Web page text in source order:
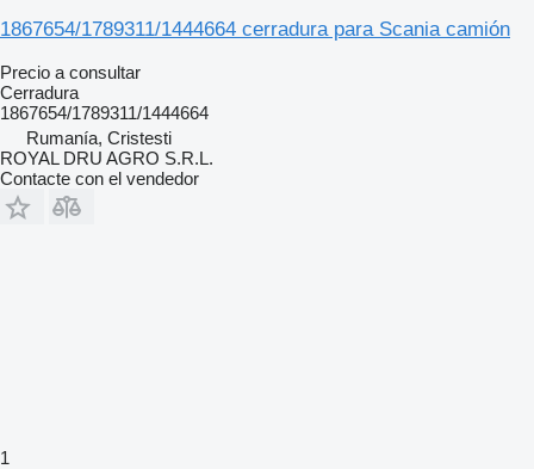
1867654/1789311/1444664 cerradura para Scania camión
Precio a consultar
Cerradura
1867654/1789311/1444664
Rumanía, Cristesti
ROYAL DRU AGRO S.R.L.
Contacte con el vendedor
1